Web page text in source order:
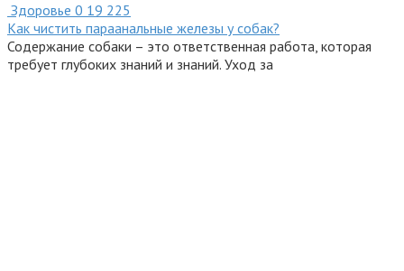
Здоровье 0 19 225
Как чистить параанальные железы у собак?
Содержание собаки – это ответственная работа, которая
требует глубоких знаний и знаний. Уход за